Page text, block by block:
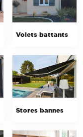
Volets battants
Stores bannes